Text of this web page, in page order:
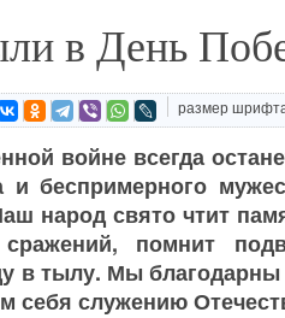
в День
размер
войне всегда
беспримерного
народ свято чтит
помнит
в тылу. Мы
себя служению